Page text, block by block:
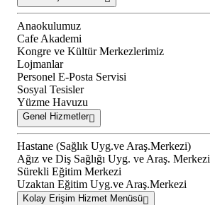
Anaokulumuz
Cafe Akademi
Kongre ve Kültür Merkezlerimiz
Lojmanlar
Personel E-Posta Servisi
Sosyal Tesisler
Yüzme Havuzu
Genel Hizmetler
Hastane (Sağlık Uyg.ve Araş.Merkezi)
Ağız ve Diş Sağlığı Uyg. ve Araş. Merkezi
Sürekli Eğitim Merkezi
Uzaktan Eğitim Uyg.ve Araş.Merkezi
Kolay Erişim Hizmet Menüsü